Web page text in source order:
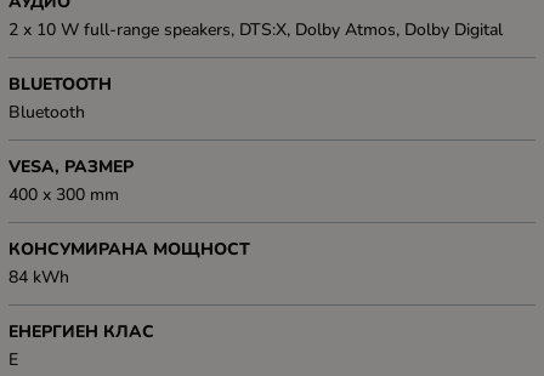
2 x 10 W full-range speakers, DTS:X, Dolby Atmos, Dolby Digital
BLUETOOTH
Bluetooth
VESA, РАЗМЕР
400 x 300 mm
КОНСУМИРАНА МОЩНОСТ
84 kWh
ЕНЕРГИЕН КЛАС
E